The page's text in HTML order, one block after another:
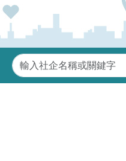
關鍵字